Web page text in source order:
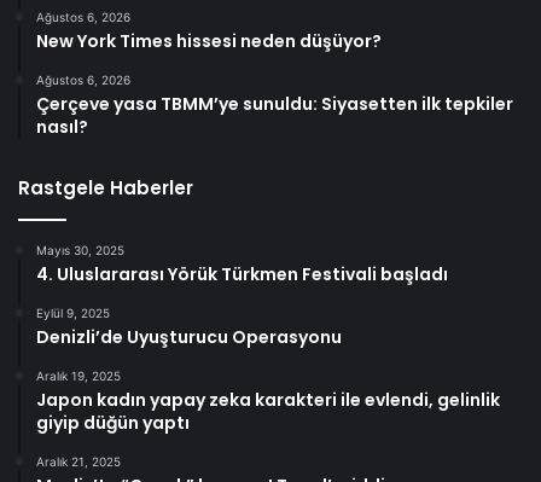
Ağustos 6, 2026
New York Times hissesi neden düşüyor?
Ağustos 6, 2026
Çerçeve yasa TBMM’ye sunuldu: Siyasetten ilk tepkiler
nasıl?
Rastgele Haberler
Mayıs 30, 2025
4. Uluslararası Yörük Türkmen Festivali başladı
Eylül 9, 2025
Denizli’de Uyuşturucu Operasyonu
Aralık 19, 2025
Japon kadın yapay zeka karakteri ile evlendi, gelinlik
giyip düğün yaptı
Aralık 21, 2025